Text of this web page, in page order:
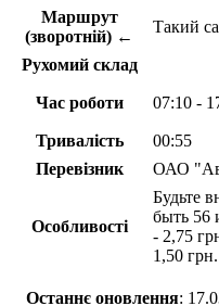
Маршрут
(зворотній) ←
Такий
Рухомий склад
Час роботи 07:10 -
Тривалість
00:55
Перевізник
ОАО
Особливості
Будьте
быть 56
- 2,75
1,50 грн.
Останнє оновлення: